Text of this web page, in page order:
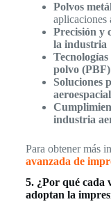
Polvos
aplicaciones
Precisión y
la industria
polvo
Soluciones
industria
Para obtener más
avanzada de
5. ¿Por qué cada
adoptan la